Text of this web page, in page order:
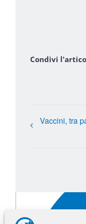
Condivi
Vaccini, tra